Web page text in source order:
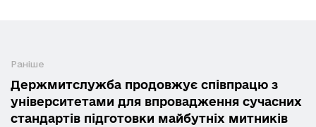
Раніше
Держмитслужба продовжує співпрацю з
університетами для впровадження сучасних
стандартів підготовки майбутніх митників